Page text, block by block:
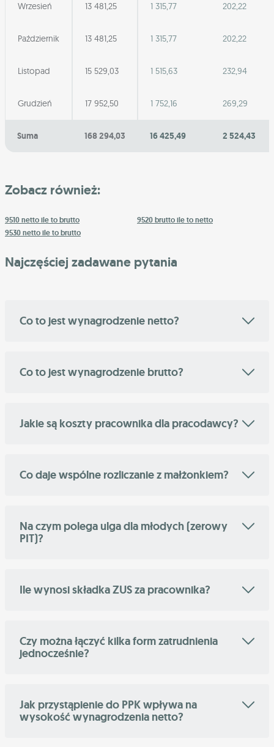
Wrzesień 13 481,25 1 315,77 202,22
Październik 13 481,25 1 315,77 202,22
Listopad 15 529,03 1 515,63 232,94
Grudzień 17 952,50 1 752,16 269,29
Suma 168 294,03 16 425,49 2 524,43
Zobacz również:
9510 netto ile to brutto
9520 brutto ile to netto
9530 netto ile to brutto
Najczęściej zadawane pytania
Co to jest wynagrodzenie netto?
Co to jest wynagrodzenie brutto?
Jakie są koszty pracownika dla pracodawcy?
Co daje wspólne rozliczanie z małżonkiem?
Na czym polega ulga dla młodych (zerowy
PIT)?
Ile wynosi składka ZUS za pracownika?
Czy można łączyć kilka form zatrudnienia
jednocześnie?
Jak przystąpienie do PPK wpływa na
wysokość wynagrodzenia netto?